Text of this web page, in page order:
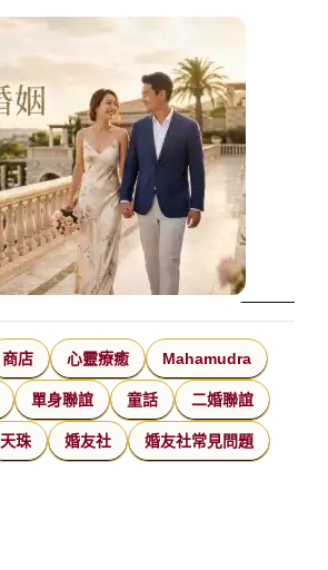
商店 心靈療癒 Mahamudra
單身聯誼 童話 二婚聯誼
天珠 婚友社 婚友社常見問題